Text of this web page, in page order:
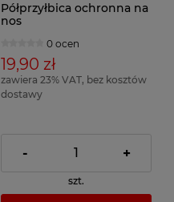
Półprzyłbica ochronna na
nos
0 ocen
19,90 zł
zawiera 23% VAT, bez kosztów
dostawy
- +
szt.